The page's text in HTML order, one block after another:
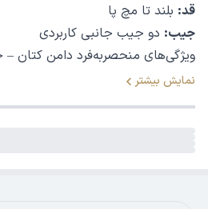
قد: بلند تا مچ پا
جیب: دو جیب جانبی کاربردی
ویژگی‌های منحصربه‌فرد دامن کتان –
1. جنس بادوام و لطیف
نمایش بیشتر